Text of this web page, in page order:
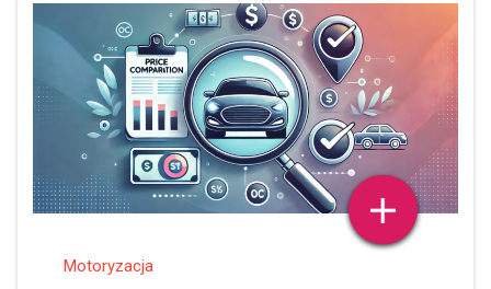
Motoryzacja